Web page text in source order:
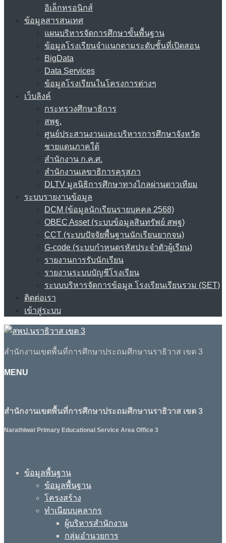
อิเล็กทรอนิกส์
ข้อมูลสารสนเทศ
แผนบริหารจัดการศึกษาขั้นพื้นฐาน
ข้อมูลโรงเรียนจำแนกตามระดับชั้นที่เปิดสอน
BigData
Data Services
ข้อมูลโรงเรียนในโครงการต่างๆ
เว็บลิงค์
กระทรวงศึกษาธิการ
สพฐ.
ศูนย์ประสานงานและบริหารการศึกษาจังหวัด
ชายแดนภาคใต้
สำนักงาน ก.ค.ศ.
สำนักงานเลขาธิการคุรุสภา
DLTV มูลนิธิการศึกษาทางไกลผ่านดาวเทียม
ระบบรายงานข้อมูล
DCM (ข้อมูลนักเรียนรายบุคคล 2568)
OBEC Asset (ระบบข้อมูลสินทรัพย์ สพฐ)
CCT (ระบบปัจจัยพื้นฐานนักเรียนยากจน)
G-code (ระบบกำหนดรหัสประจำตัวผู้เรียน)
รายงานการรับนักเรียน
รายงานระบบบัญชีโรงเรียน
ระบบบริหารจัดการข้อมูล โรงเรียนเรียนรวม (SET)
ติดต่อเรา
เข้าสู่ระบบ
สำนักงานเขตพื้นที่การศึกษาประถมศึกษานราธิวาส เขต 3
MENU
สำนักงานเขตพื้นที่การศึกษาประถมศึกษานราธิวาส เขต 3
Narathiwat Primary Educational Service Area Office 3
ข้อมูลพื้นฐาน
ข้อมูลพื้นฐาน
โครงสร้าง
ทำเนียบบุคลากร
ผู้บริหารสำนักงาน
กลุ่มอำนวยการ